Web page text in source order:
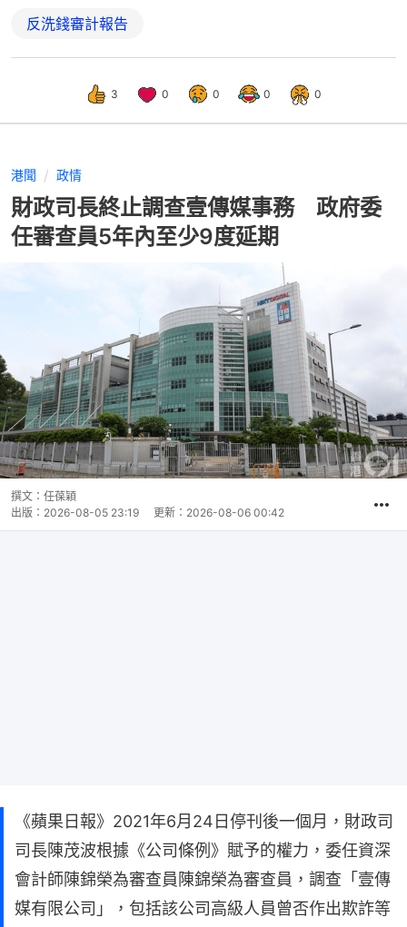
反洗錢審計報告
3 0 0 0 0
港聞 政情
財政司長終止調查壹傳媒事務 政府委
任審查員5年內至少9度延期
撰文： 任葆穎
出版： 2026-08-05 23:19 更新： 2026-08-06 00:42
《蘋果日報》2021年6月24日停刊後一個月，財政司
司長陳茂波根據《公司條例》賦予的權力，委任資深
會計師陳錦榮為審查員陳錦榮為審查員，調查「壹傳
媒有限公司」，包括該公司高級人員曾否作出欺詐等